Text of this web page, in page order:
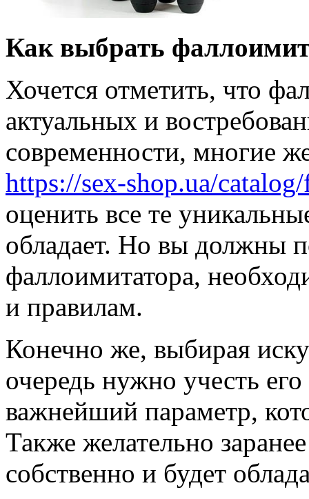
Как выбрать
Хочется отметить, что
актуальных и
современности, многие
https://sex-shop.ua/
оценить все те
обладает. Но вы должны
фаллоимитатора,
и правилам.
Конечно же, выбирая
очередь нужно учесть
важнейший параметр,
Также желательно
собственно и будет